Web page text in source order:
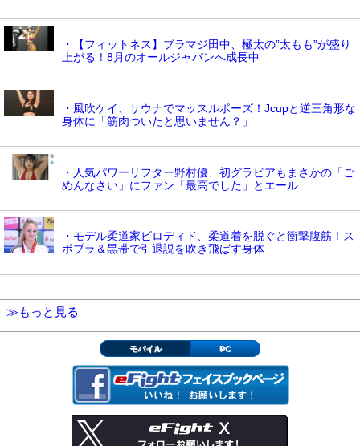
・【フィットネス】ブラマジ田中、極太の”太もも”が盛り
上がる！8月のオールジャパンへ成長中
・風吹ケイ、サウナでマッスルポーズ！Jcupと逆三角形な
身体に「筋肉ついたと思いません？」
・人気パワーリフター野村優、初グラビアもまさかの「ご
めんなさい」にファン「最高でした」とエール
・モデル柔道家ビロディド、柔道着を脱ぐと衝撃腹筋！ス
ポブラ＆黒帯で引退説を吹き飛ばす身体
≫もっと見る
モバイル PC